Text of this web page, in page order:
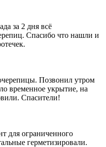
за 2 дня всё
Спасибо что нашли и
Позвонил утром
временное укрытие, на
Спасители!
для ограниченного
герметизировали.